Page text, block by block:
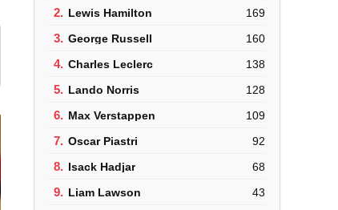
2. Lewis Hamilton 169
3. George Russell 160
4. Charles Leclerc 138
5. Lando Norris 128
6. Max Verstappen 109
7. Oscar Piastri 92
8. Isack Hadjar 68
9. Liam Lawson 43